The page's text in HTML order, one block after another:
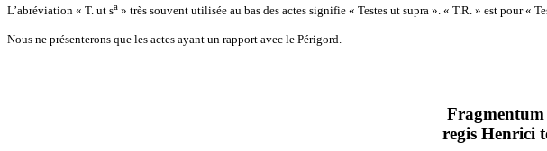
L’abréviation « T. ut sa » très souvent utilisée au bas des actes signifie « Testes ut supra ». « T.R. » est pour «
Nous ne présenterons que les actes ayant un rapport avec le Périgord.
regis Henrici